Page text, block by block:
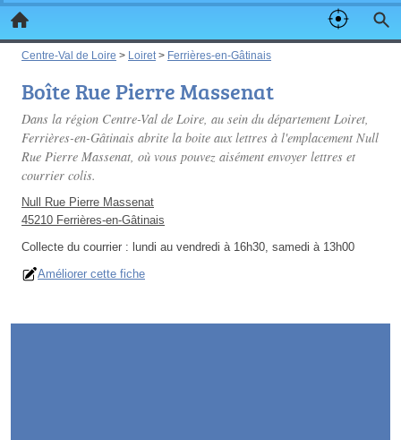
Centre-Val de Loire > Loiret > Ferrières-en-Gâtinais
Boîte Rue Pierre Massenat
Dans la région Centre-Val de Loire, au sein du département Loiret,
Ferrières-en-Gâtinais abrite la boite aux lettres à l'emplacement Null
Rue Pierre Massenat, où vous pouvez aisément envoyer lettres et
courrier colis.
Null Rue Pierre Massenat
45210 Ferrières-en-Gâtinais
Collecte du courrier : lundi au vendredi à 16h30, samedi à 13h00
Améliorer cette fiche